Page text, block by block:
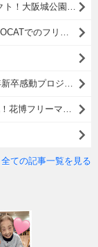
【SC公式YouTube】2025年度新卒感動プロジェクト！大阪城公園でSDGsゴミ拾い活動
【SC公式YouTube】SDGsをもっと身近に！難波OCATでのフリーマーケット参加レポート
【SC公式YouTube】SDGsへの取り組み！2025年新卒感動プロジェクト・ゴミ拾い活動
【SC公式YouTube】新卒スタッフがSDGsに挑戦！花博フリーマーケット出店レポート( ^)o(^ )
全ての記事一覧を見る